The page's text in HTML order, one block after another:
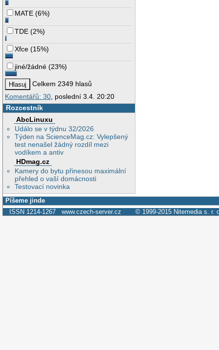
MATE (6%)
TDE (2%)
Xfce (15%)
jiné/žádné (23%)
Celkem 2349 hlasů
Komentářů: 30 , poslední 3.4. 20:20
Rozcestník
AbcLinuxu
Událo se v týdnu 32/2026
Týden na ScienceMag.cz: Vylepšený
test nenašel žádný rozdíl mezi
vodíkem a antiv
HDmag.cz
Kamery do bytu přinesou maximální
přehled o vaší domácnosti
Testovací novinka
Píšeme jinde
ISSN 1214-1267 www.czech-server.cz © 1999-2015 Nitemedia s. r.